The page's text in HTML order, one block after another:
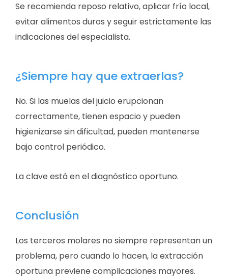
Se recomienda reposo relativo, aplicar frío local,
evitar alimentos duros y seguir estrictamente las
indicaciones del especialista.
¿Siempre hay que extraerlas?
No. Si las muelas del juicio erupcionan
correctamente, tienen espacio y pueden
higienizarse sin dificultad, pueden mantenerse
bajo control periódico.
La clave está en el diagnóstico oportuno.
Conclusión
Los terceros molares no siempre representan un
problema, pero cuando lo hacen, la extracción
oportuna previene complicaciones mayores.